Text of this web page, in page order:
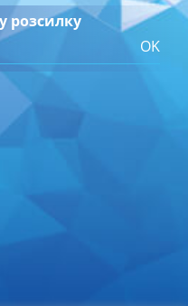
розсилку
OK